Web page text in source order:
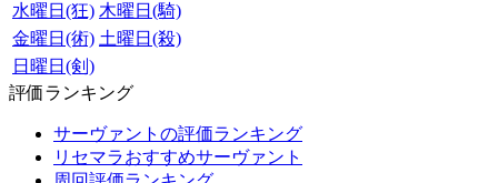
水曜日(狂) 木曜日(騎)
金曜日(術) 土曜日(殺)
日曜日(剣)
評価ランキング
サーヴァントの評価ランキング
リセマラおすすめサーヴァント